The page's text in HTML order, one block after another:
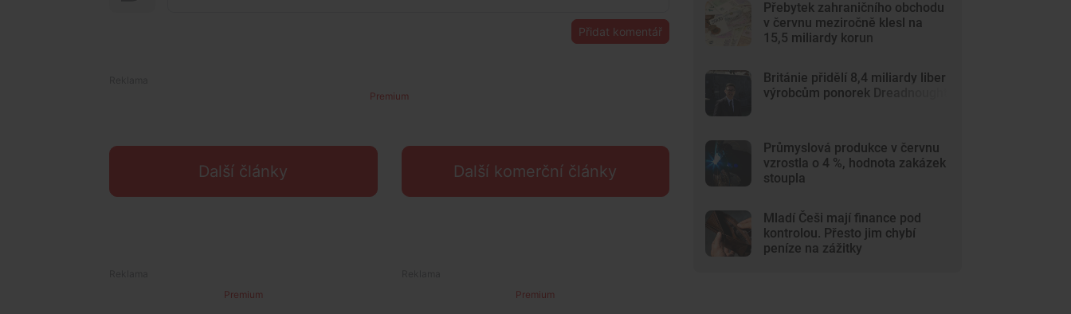
Přidat komentář
Premium
Další články Další komerční články
Přebytek zahraničního obchodu
v červnu meziročně klesl na
15,5 miliardy korun
Británie přidělí 8,4 miliardy liber
výrobcům ponorek Dreadnought
Průmyslová produkce v červnu
vzrostla o 4 %, hodnota zakázek
stoupla
Mladí Češi mají finance pod
kontrolou. Přesto jim chybí
peníze na zážitky
Premium Premium